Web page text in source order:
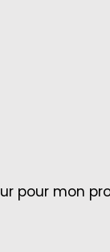
pour mon